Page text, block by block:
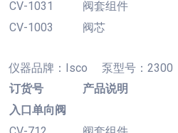
CV-1031
阀套组件
CV-1003
阀芯
仪器品牌： Isco 泵型号：2300
订货号
产品说明
入口单向阀